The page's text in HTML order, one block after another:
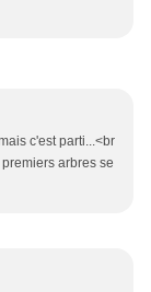
c'est parti...<br
arbres se